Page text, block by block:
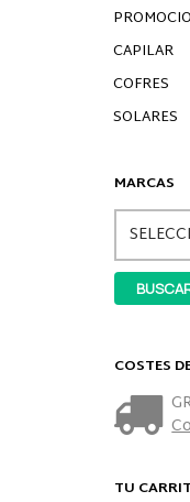
CAPILAR
COFRES
SOLARES
MARCAS
COSTES
TU